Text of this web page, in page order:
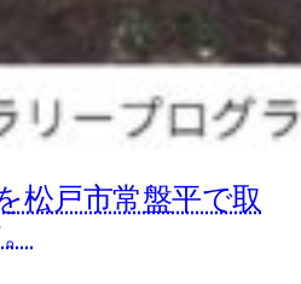
松戸市常盤平で取